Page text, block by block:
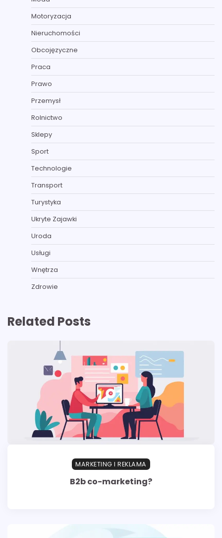
Motoryzacja
Nieruchomości
Obcojęzyczne
Praca
Prawo
Przemysł
Rolnictwo
Sklepy
Sport
Technologie
Transport
Turystyka
Ukryte Zajawki
Uroda
Usługi
Wnętrza
Zdrowie
Related Posts
MARKETING I REKLAMA
B2b co-marketing?